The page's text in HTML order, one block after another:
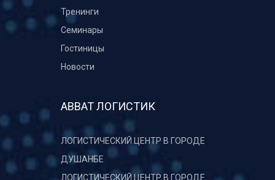
Тренинги
Семинары
Гостиницы
Новости
АВВАТ ЛОГИСТИК
ЛОГИСТИЧЕСКИЙ ЦЕНТР В ГОРОДЕ
ДУШАНБЕ
ЛОГИСТИЧЕСКИЙ ЦЕНТР В ГОРОДЕ